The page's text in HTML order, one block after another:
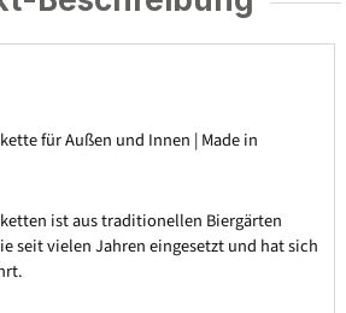
für Außen und Innen | Made in
ist aus traditionellen Biergärten
seit vielen Jahren eingesetzt und hat sich